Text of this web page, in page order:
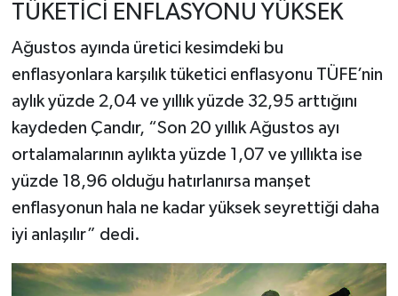
TÜKETİCİ ENFLASYONU YÜKSEK
Ağustos ayında üretici kesimdeki bu
enflasyonlara karşılık tüketici enflasyonu TÜFE’nin
aylık yüzde 2,04 ve yıllık yüzde 32,95 arttığını
kaydeden Çandır, “Son 20 yıllık Ağustos ayı
ortalamalarının aylıkta yüzde 1,07 ve yıllıkta ise
yüzde 18,96 olduğu hatırlanırsa manşet
enflasyonun hala ne kadar yüksek seyrettiği daha
iyi anlaşılır” dedi.